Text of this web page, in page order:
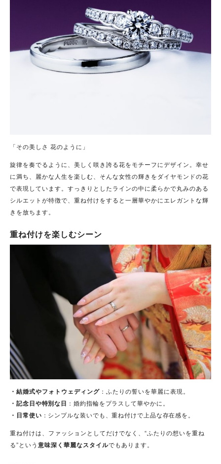
「その美しさ 花のように」
旋律を奏でるように、美しく咲き誇る花をモチーフにデザイン。幸せ
に満ち、麗かな人生を楽しむ、そんな女性の輝きをダイヤモンドの花
で表現しています。 すっきりとしたラインの中に柔らかで丸みのある
シルエットが特徴で、重ね付けをすると一層華やかにエレガントな輝
きを放ちます。
重ね付けを楽しむシーン
・ 結婚式やフォトウェディング ：ふたりの誓いを華麗に表現。
・記念日や特別な日 ：婚約指輪をプラスして華やかに。
・日常使い ：シンプルな装いでも、重ね付けで上品な存在感を。
重ね付けは、ファッションとしてだけでなく、“ふたりの想いを重ね
る”という 意味深く華麗なスタイルでもあります。